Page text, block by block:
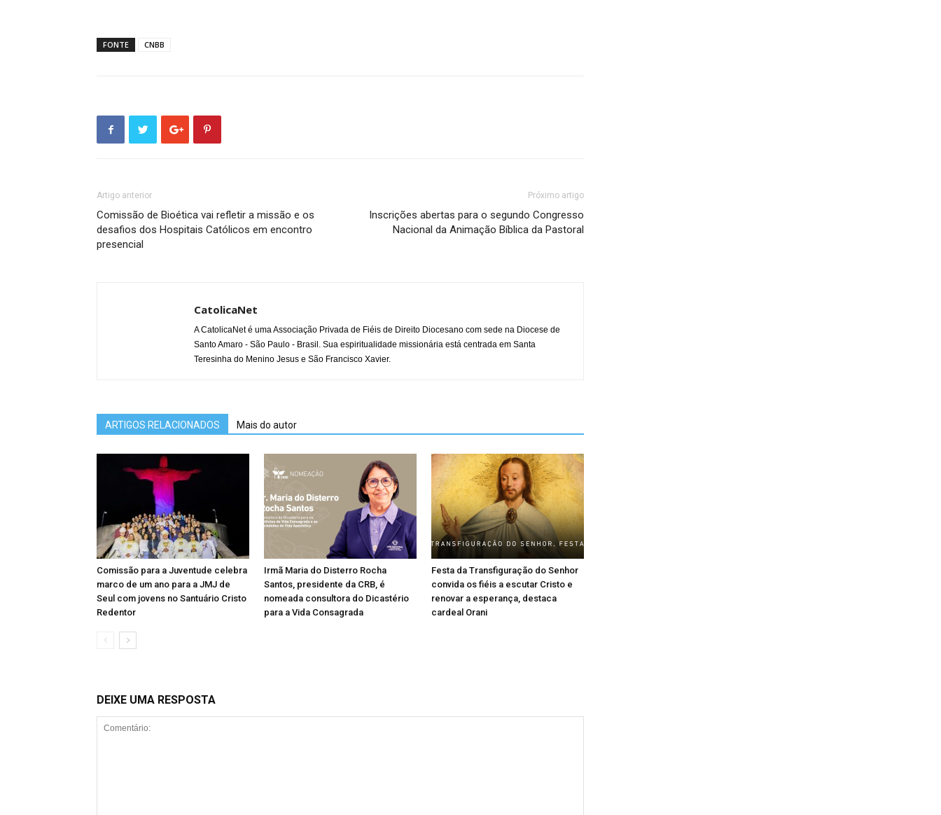
FONTE CNBB
Artigo anterior
Comissão de Bioética vai refletir a missão e os
desafios dos Hospitais Católicos em encontro
presencial
Próximo artigo
Inscrições abertas para o segundo Congresso
Nacional da Animação Bíblica da Pastoral
CatolicaNet
A CatolicaNet é uma Associação Privada de Fiéis de Direito Diocesano com sede na Diocese de
Santo Amaro - São Paulo - Brasil. Sua espiritualidade missionária está centrada em Santa
Teresinha do Menino Jesus e São Francisco Xavier.
ARTIGOS RELACIONADOS Mais do autor
Comissão para a Juventude celebra
marco de um ano para a JMJ de
Seul com jovens no Santuário Cristo
Redentor
Irmã Maria do Disterro Rocha
Santos, presidente da CRB, é
nomeada consultora do Dicastério
para a Vida Consagrada
Festa da Transfiguração do Senhor
convida os fiéis a escutar Cristo e
renovar a esperança, destaca
cardeal Orani
DEIXE UMA RESPOSTA